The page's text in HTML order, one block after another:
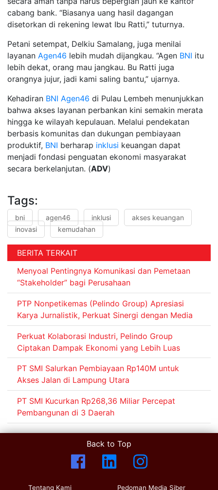
cabang bank. “Biasanya uang hasil dagangan
disetorkan di rekening lewat Ibu Ratti,” tuturnya.
Petani setempat, Delkiu Samalang, juga menilai
layanan Agen46 lebih mudah dijangkau. “Agen BNI itu
lebih dekat, orang mau jangkau. Bu Ratti juga
orangnya jujur, jadi kami saling bantu,” ujarnya.
Kehadiran BNI Agen46 di Pulau Lembeh menunjukkan
bahwa akses layanan perbankan kini semakin merata
hingga ke wilayah kepulauan. Melalui pendekatan
berbasis komunitas dan dukungan pembiayaan
produktif, BNI berharap inklusi keuangan dapat
menjadi fondasi penguatan ekonomi masyarakat
secara berkelanjutan. (ADV)
Tags:
bni agen46 inklusi
akses keuangan
inovasi
kemudahan
BERITA TERKAIT
Menyoal Pentingnya Komunikasi dan Pemetaan
“Stakeholder” bagi Perusahaan
PTP Nonpetikemas (Pelindo Group) Apresiasi
Karya Jurnalistik, Perkuat Sinergi dengan Media
Perkuat Kolaborasi Industri, Pelindo Group
Ciptakan Dampak Ekonomi yang Lebih Luas
PT SMI Salurkan Pembiayaan Rp140M untuk
Akses Jalan di Lampung Utara
PT SMI Kucurkan Rp268,36 Miliar Percepat
Pembangunan di 3 Daerah
Back to Top
Tentang Kami Pedoman Media Siber